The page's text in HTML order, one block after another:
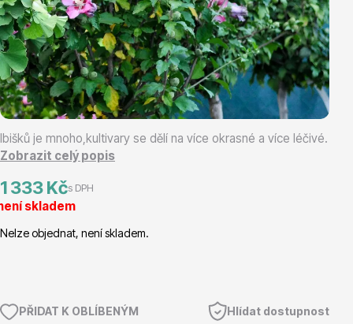
Vánoční stromky v květináčích a řezané
Magnólie
Ibišků je mnoho,kultivary se dělí na více okrasné a více léčivé.
Zobrazit celý popis
1 333 Kčs DPH
skladem
Nelze objednat, není skladem.
PŘIDAT K OBLÍBENÝM Hlídat dostupnost